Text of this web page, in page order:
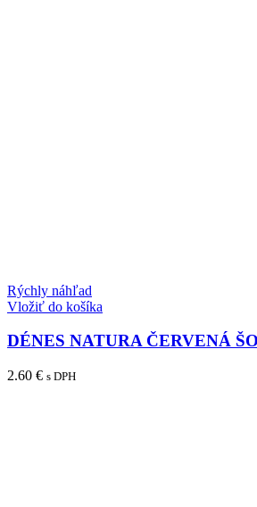
Rýchly náhľad
Vložiť do košíka
DÉNES NATURA ČERVENÁ
2.60 € s DPH